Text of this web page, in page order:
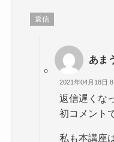
返信
あま
2021年04月18日
返信遅くな
初コメント
私も本講座